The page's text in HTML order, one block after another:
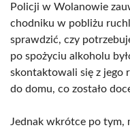
Policji w Wolanowie
chodniku w pobliżu
sprawdzić, czy
po spożyciu alkoholu
skontaktowali się z jego
do domu, co zostało
Jednak wkrótce po tym,